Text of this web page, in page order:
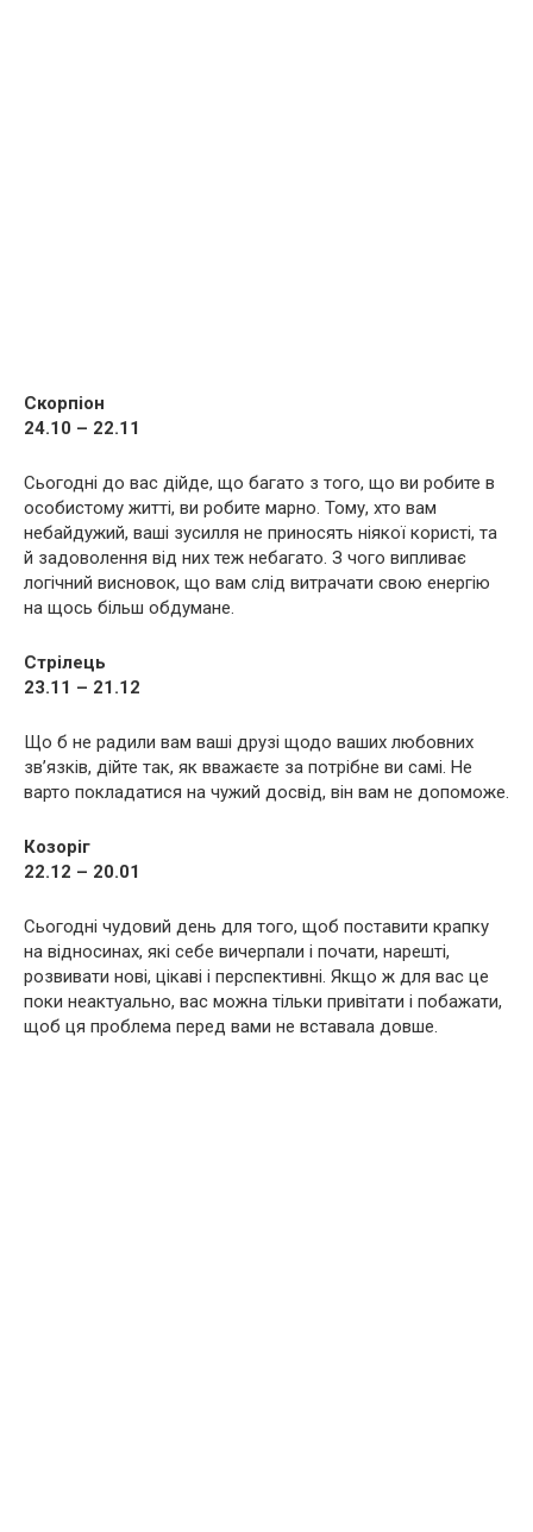
Скорпіон
24.10 – 22.11
Сьогодні до вас дійде, що багато з того, що ви робите в
особистому житті, ви робите марно. Тому, хто вам
небайдужий, ваші зусилля не приносять ніякої користі, та
й задоволення від них теж небагато. З чого випливає
логічний висновок, що вам слід витрачати свою енергію
на щось більш обдумане.
Стрілець
23.11 – 21.12
Що б не радили вам ваші друзі щодо ваших любовних
зв’язків, дійте так, як вважаєте за потрібне ви самі. Не
варто покладатися на чужий досвід, він вам не допоможе.
Козоріг
22.12 – 20.01
Сьогодні чудовий день для того, щоб поставити крапку
на відносинах, які себе вичерпали і почати, нарешті,
розвивати нові, цікаві і перспективні. Якщо ж для вас це
поки неактуально, вас можна тільки привітати і побажати,
щоб ця проблема перед вами не вставала довше.